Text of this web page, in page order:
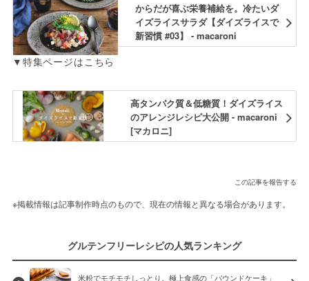
からだが喜ぶ栄養補給を。冷たいダ
イズライスサラダ【ダイズライスで
新習慣 #03】 - macaroni
▼特集ページはこちら
高タンパク質＆低糖質！ダイズライス
のアレンジレシピ大公開 - macaroni
[マカロニ]
この記事を報告する
※掲載情報は記事制作時点のもので、現在の情報と異なる場合があります。
グルテンフリーレシピの人気ランキング
米粉でモチモチしっとり。極上食感の「パウンドケーキ」